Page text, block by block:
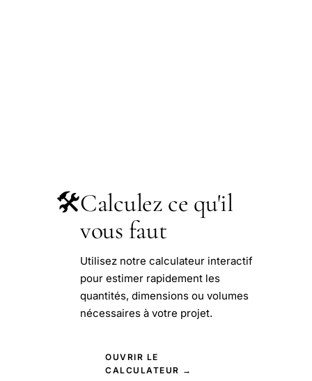
🛠️Calculez ce qu'il
vous faut
Utilisez notre calculateur interactif
pour estimer rapidement les
quantités, dimensions ou volumes
nécessaires à votre projet.
OUVRIR LE
CALCULATEUR →